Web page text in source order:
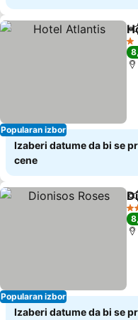
Popularan izbor
1
Izaberi datume da bi se
cene
Popularan izbor
3
Izaberi datume da bi se